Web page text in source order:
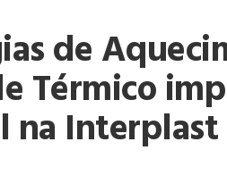
de
Térmico
Interplast